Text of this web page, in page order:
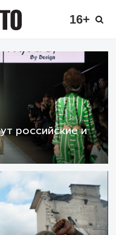
16+
российские и